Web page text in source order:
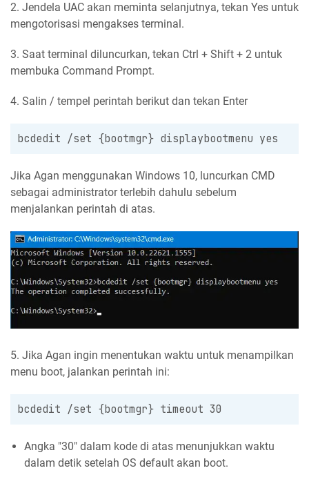
2. Jendela UAC akan meminta selanjutnya, tekan Yes untuk
mengotorisasi mengakses terminal.
3. Saat terminal diluncurkan, tekan Ctrl + Shift + 2 untuk
membuka Command Prompt.
4. Salin / tempel perintah berikut dan tekan Enter
bcdedit /set {bootmgr} displaybootmenu yes
Jika Agan menggunakan Windows 10, luncurkan CMD
sebagai administrator terlebih dahulu sebelum
menjalankan perintah di atas.
5. Jika Agan ingin menentukan waktu untuk menampilkan
menu boot, jalankan perintah ini:
bcdedit /set {bootmgr} timeout 30
Angka "30" dalam kode di atas menunjukkan waktu
dalam detik setelah OS default akan boot.